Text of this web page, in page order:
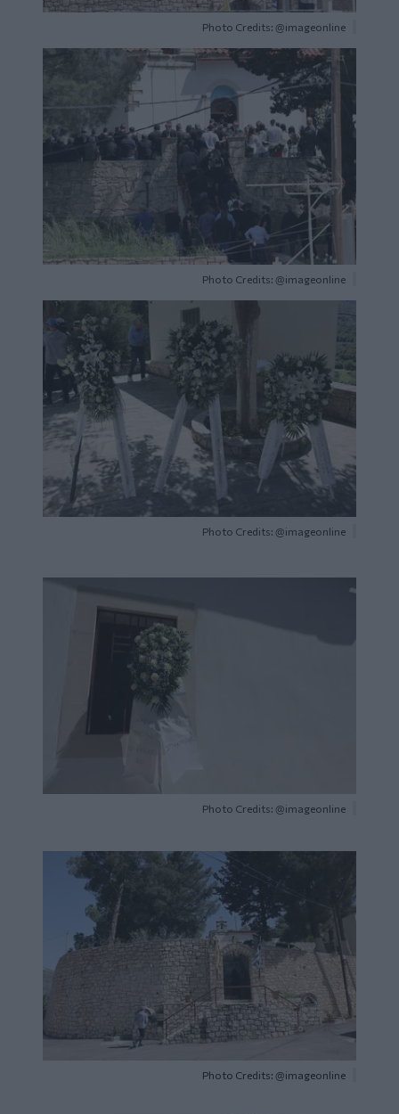
Photo Credits: @imageonline
Image
Photo Credits: @imageonline
Photo Credits: @imageonline
Image
Photo Credits: @imageonline
Image
Photo Credits: @imageonline